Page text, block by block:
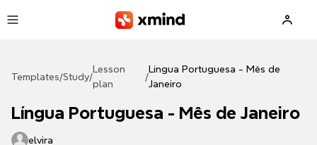
Templates/Study/
Lesson
plan
/
Língua Portuguesa - Mês de
Janeiro
Língua Portuguesa - Mês de Janeiro
elvira